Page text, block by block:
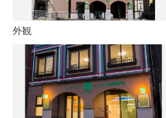
外観